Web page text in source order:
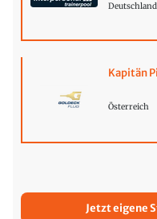
Deutschland
Kapitän
Österreich
Jetzt eigene